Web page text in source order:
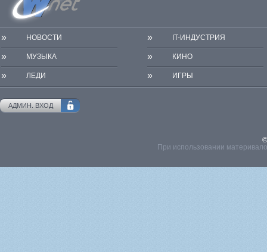
» НОВОСТИ » IT-ИНДУСТРИЯ
» МУЗЫКА » КИНО
» ЛЕДИ » ИГРЫ
АДМИН. ВХОД
При использовании